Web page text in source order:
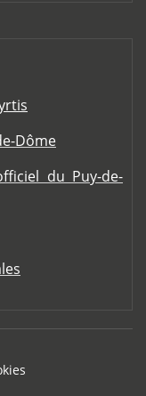
Dôme
du Puy-de-